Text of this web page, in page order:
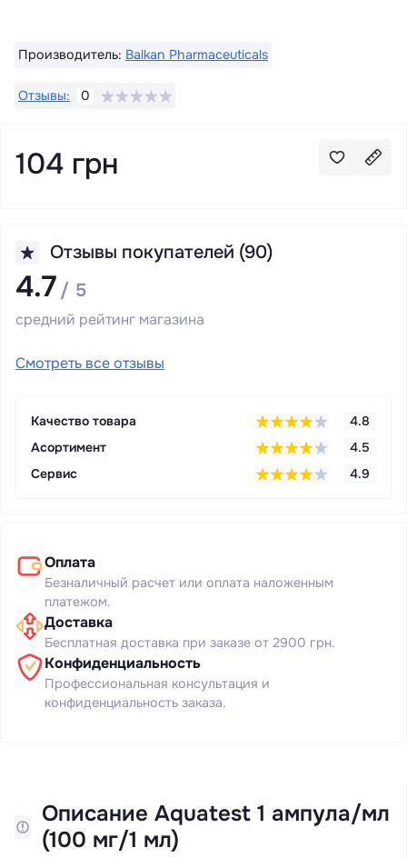
Производитель: Balkan Pharmaceuticals
Отзывы: 0
104 грн
Отзывы покупателей (90)
4.7 / 5
средний рейтинг магазина
Смотреть все отзывы
Качество товара
4.8
Асортимент
4.5
Сервис
4.9
Оплата
Безналичный расчет или оплата наложенным
платежом.
Доставка
Бесплатная доставка при заказе от 2900 грн.
Конфиденциальность
Профессиональная консультация и
конфиденциальность заказа.
Описание Aquatest 1 ампула/мл
(100 мг/1 мл)